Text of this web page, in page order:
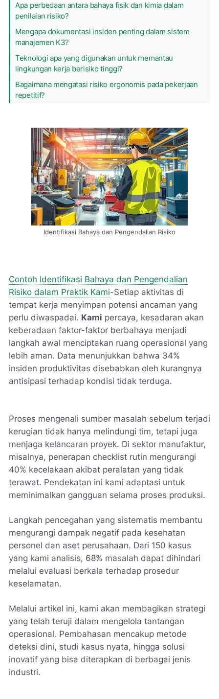
Apa perbedaan antara bahaya fisik dan kimia dalam
penilaian risiko?
Mengapa dokumentasi insiden penting dalam sistem
manajemen K3?
Teknologi apa yang digunakan untuk memantau
lingkungan kerja berisiko tinggi?
Bagaimana mengatasi risiko ergonomis pada pekerjaan
repetitif?
Identifikasi Bahaya dan Pengendalian Risiko
Contoh Identifikasi Bahaya dan Pengendalian
Risiko dalam Praktik Kami-Setiap aktivitas di
tempat kerja menyimpan potensi ancaman yang
perlu diwaspadai. Kami percaya, kesadaran akan
keberadaan faktor-faktor berbahaya menjadi
langkah awal menciptakan ruang operasional yang
lebih aman. Data menunjukkan bahwa 34%
insiden produktivitas disebabkan oleh kurangnya
antisipasi terhadap kondisi tidak terduga.
Proses mengenali sumber masalah sebelum terjadi
kerugian tidak hanya melindungi tim, tetapi juga
menjaga kelancaran proyek. Di sektor manufaktur,
misalnya, penerapan checklist rutin mengurangi
40% kecelakaan akibat peralatan yang tidak
terawat. Pendekatan ini kami adaptasi untuk
meminimalkan gangguan selama proses produksi.
Langkah pencegahan yang sistematis membantu
mengurangi dampak negatif pada kesehatan
personel dan aset perusahaan. Dari 150 kasus
yang kami analisis, 68% masalah dapat dihindari
melalui evaluasi berkala terhadap prosedur
keselamatan.
Melalui artikel ini, kami akan membagikan strategi
yang telah teruji dalam mengelola tantangan
operasional. Pembahasan mencakup metode
deteksi dini, studi kasus nyata, hingga solusi
inovatif yang bisa diterapkan di berbagai jenis
industri.